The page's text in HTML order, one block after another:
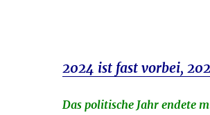
2024 ist fast vorbei,
Das politische Jahr endete